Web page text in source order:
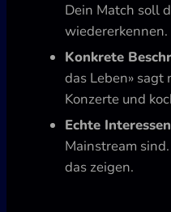
Dein Match soll
wiedererkennen.
Konkrete
das Leben» sagt
Konzerte und
Echte Interessen
Mainstream
das zeigen.